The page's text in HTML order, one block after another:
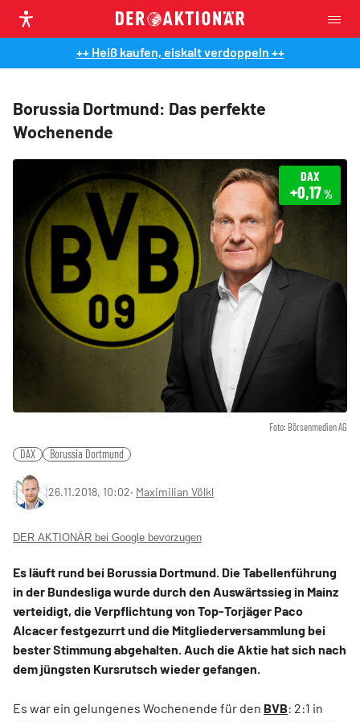
++ Heiß kaufen, eiskalt verdoppeln ++
Borussia Dortmund: Das perfekte
Wochenende
Foto: Börsenmedien AG
DAX
+0,17%
DAX Borussia Dortmund
26.11.2018, 10:02‧ Maximilian Völkl
DER AKTIONÄR bei Google bevorzugen
Es läuft rund bei Borussia Dortmund. Die Tabellenführung
in der Bundesliga wurde durch den Auswärtssieg in Mainz
verteidigt, die Verpflichtung von Top-Torjäger Paco
Alcacer festgezurrt und die Mitgliederversammlung bei
bester Stimmung abgehalten. Auch die Aktie hat sich nach
dem jüngsten Kursrutsch wieder gefangen.
Es war ein gelungenes Wochenende für den BVB: 2:1 in